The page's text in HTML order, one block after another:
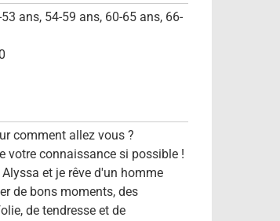
ans, 54-59 ans, 60-65 ans, 66-
comment allez vous ?
votre connaissance si possible !
et je rêve d'un homme
de bons moments, des
de tendresse et de